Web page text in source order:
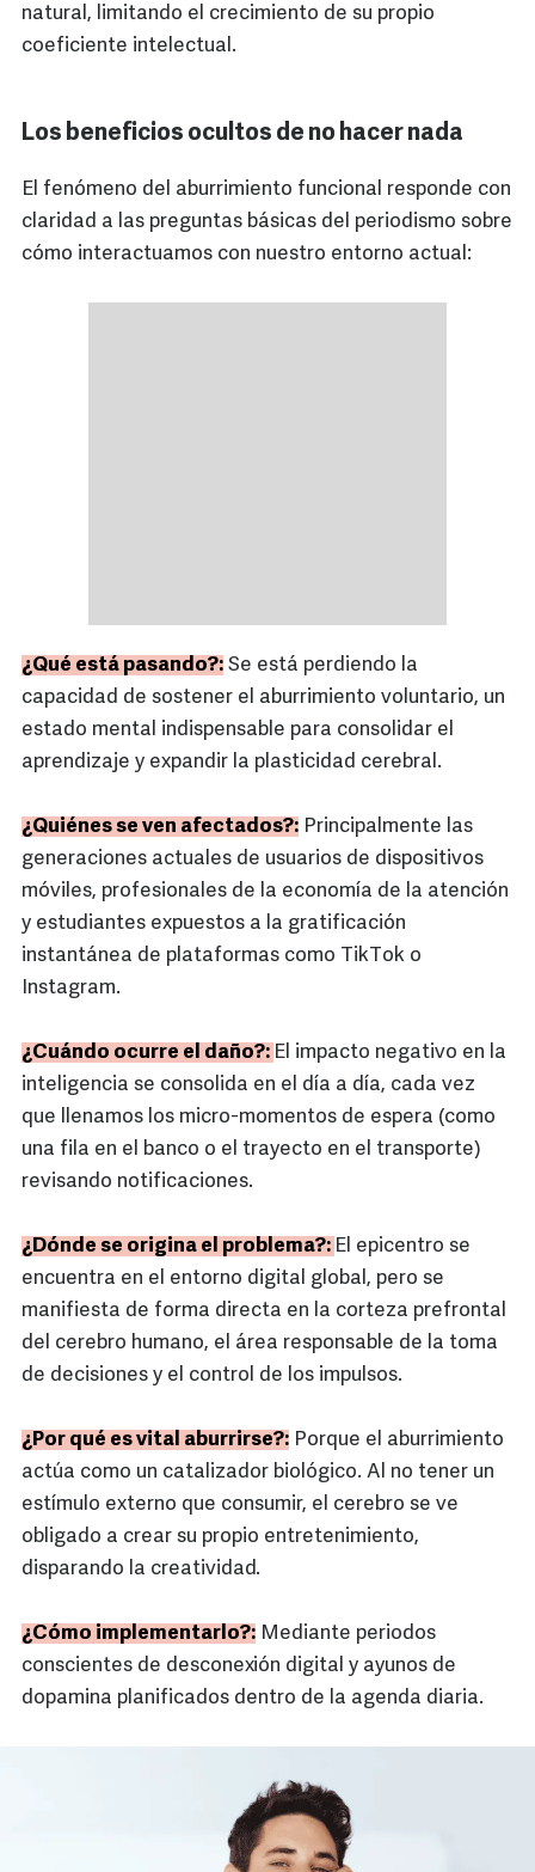
natural, limitando el crecimiento de su propio
coeficiente intelectual.
Los beneficios ocultos de no hacer nada
El fenómeno del aburrimiento funcional responde con
claridad a las preguntas básicas del periodismo sobre
cómo interactuamos con nuestro entorno actual:
¿Qué está pasando?: Se está perdiendo la
capacidad de sostener el aburrimiento voluntario, un
estado mental indispensable para consolidar el
aprendizaje y expandir la plasticidad cerebral.
¿Quiénes se ven afectados?: Principalmente las
generaciones actuales de usuarios de dispositivos
móviles, profesionales de la economía de la atención
y estudiantes expuestos a la gratificación
instantánea de plataformas como TikTok o
Instagram.
¿Cuándo ocurre el daño?: El impacto negativo en la
inteligencia se consolida en el día a día, cada vez
que llenamos los micro-momentos de espera (como
una fila en el banco o el trayecto en el transporte)
revisando notificaciones.
¿Dónde se origina el problema?: El epicentro se
encuentra en el entorno digital global, pero se
manifiesta de forma directa en la corteza prefrontal
del cerebro humano, el área responsable de la toma
de decisiones y el control de los impulsos.
¿Por qué es vital aburrirse?: Porque el aburrimiento
actúa como un catalizador biológico. Al no tener un
estímulo externo que consumir, el cerebro se ve
obligado a crear su propio entretenimiento,
disparando la creatividad.
¿Cómo implementarlo?: Mediante periodos
conscientes de desconexión digital y ayunos de
dopamina planificados dentro de la agenda diaria.